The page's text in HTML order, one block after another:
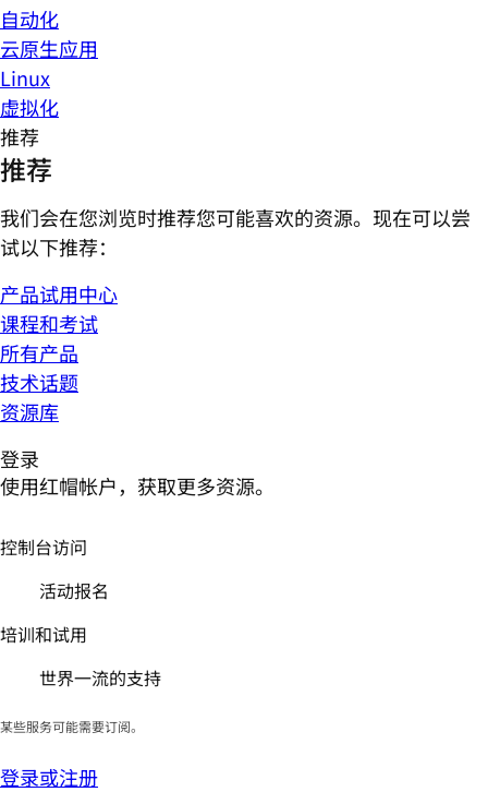
自动化
云原生应用
Linux
虚拟化
推荐
推荐
我们会在您浏览时推荐您可能喜欢的资源。现在可以尝
试以下推荐：
产品试用中心
课程和考试
所有产品
技术话题
资源库
登录
使用红帽帐户，获取更多资源。
控制台访问
活动报名
培训和试用
世界一流的支持
某些服务可能需要订阅。
登录或注册